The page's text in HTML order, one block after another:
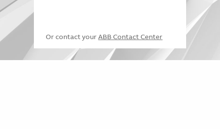
Or contact your ABB Contact Center